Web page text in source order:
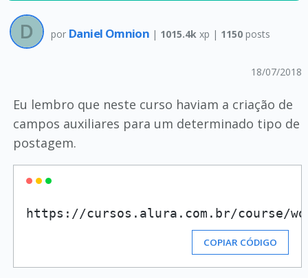
por Daniel Omnion | 1015.4k xp | 1150posts
18/07/2018
Eu lembro que neste curso haviam a criação de
campos auxiliares para um determinado tipo de
postagem.
https://cursos.alura.com.br/course/
COPIAR CÓDIGO